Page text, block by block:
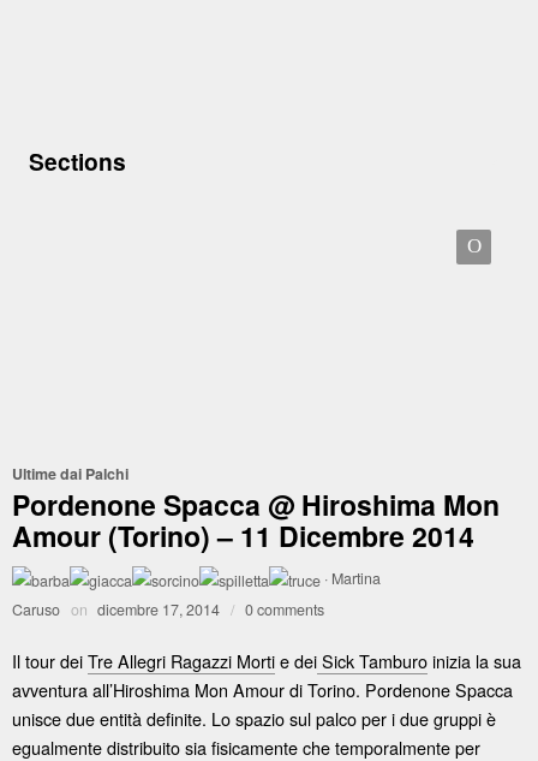
Sections
O
Ultime dai Palchi
Pordenone Spacca @ Hiroshima Mon
Amour (Torino) – 11 Dicembre 2014
· Martina
Caruso on dicembre 17, 2014 / 0 comments
Il tour deiTre Allegri Ragazzi Mortie deiSick Tamburoinizia la sua
avventura all’Hiroshima Mon Amour di Torino. Pordenone Spacca
unisce due entità definite. Lo spazio sul palco per i due gruppi è
egualmente distribuito sia fisicamente che temporalmente per